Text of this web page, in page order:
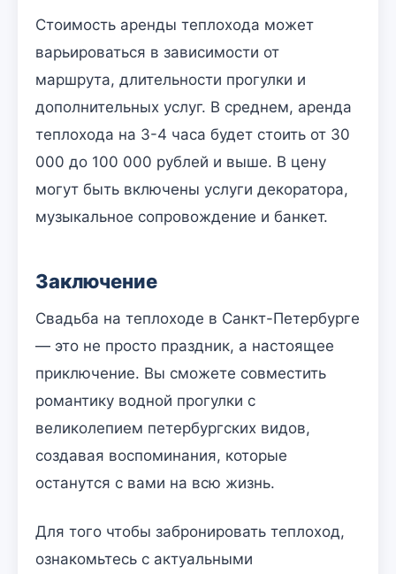
Стоимость аренды теплохода может
варьироваться в зависимости от
маршрута, длительности прогулки и
дополнительных услуг. В среднем, аренда
теплохода на 3-4 часа будет стоить от 30
000 до 100 000 рублей и выше. В цену
могут быть включены услуги декоратора,
музыкальное сопровождение и банкет.
Заключение
Свадьба на теплоходе в Санкт-Петербурге
— это не просто праздник, а настоящее
приключение. Вы сможете совместить
романтику водной прогулки с
великолепием петербургских видов,
создавая воспоминания, которые
останутся с вами на всю жизнь.
Для того чтобы забронировать теплоход,
ознакомьтесь с актуальными